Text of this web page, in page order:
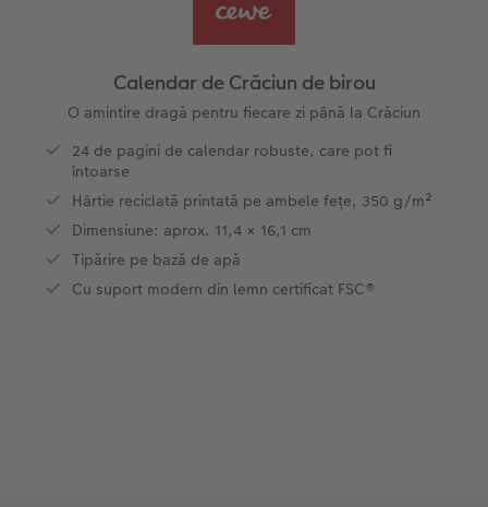
Exemplele clienților
CEWE FOTOCARTE Kids
CEWE FOTOCARTE Art Collection
Nature Prints
Poster Premium
Art Prints
Cutii cu fotografii
Fotografie Aludibond
Fotografie pe Forex
Panou de întâmpinare nuntă
Hexxas
Rechizite școlare și de birou
Cutii de cadou
Art Prints
Povești CEWE
Idei de cadouri pentru cei dragi
Interviuri
Nuntă
Calendar de Crăciun de birou
O amintire dragă pentru fiecare zi până la Crăciun
24 de pagini de calendar robuste, care pot fi
întoarse
Hârtie reciclată printată pe ambele fețe, 350 g/m²
Dimensiune: aprox. 11,4 × 16,1 cm
Tipărire pe bază de apă
Cu suport modern din lemn certificat FSC®